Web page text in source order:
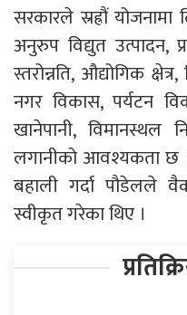
सरकारले स्रह्रौं योजनामा
अनुरुप विद्युत उत्पादन,
स्तरोन्नति, औद्योगिक
नगर विकास, पर्यटन
खानेपानी, विमानस्थल
लगानीको आवश्यकता छ
बहाली गर्दा पौडेलले
स्वीकृत गरेका थिए ।